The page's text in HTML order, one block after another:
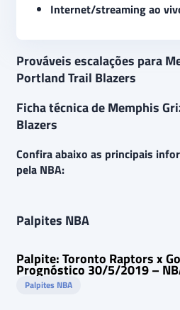
Internet/streaming ao
Prováveis escalações para
Portland Trail Blazers
Ficha técnica de Memphis
Blazers
Confira abaixo as principais
pela NBA:
Palpites NBA
Palpite: Toronto Raptors x
Prognóstico 30/5/2019 –
Palpites NBA